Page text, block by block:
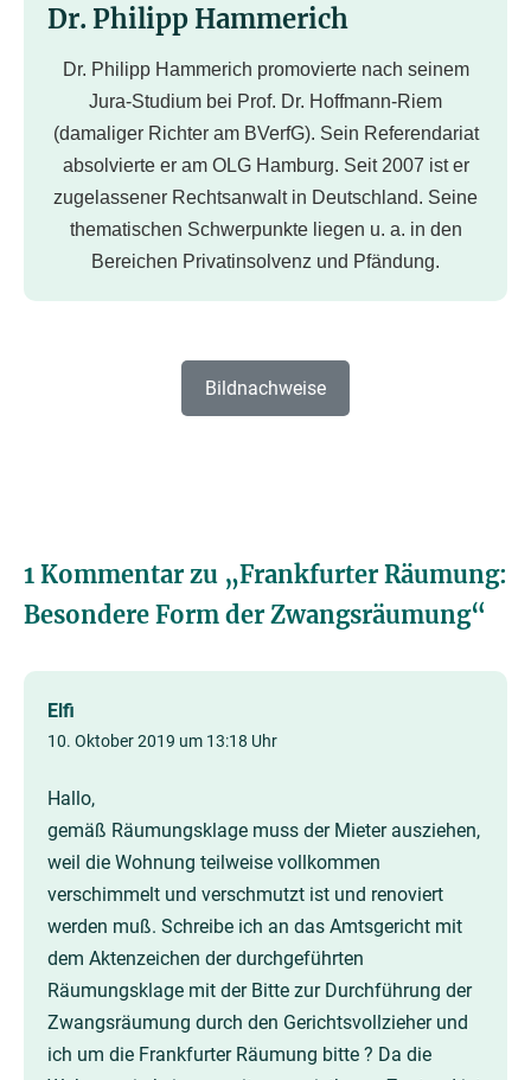
Dr. Philipp Hammerich
Dr. Philipp Hammerich promovierte nach seinem
Jura-Studium bei Prof. Dr. Hoffmann-Riem
(damaliger Richter am BVerfG). Sein Referendariat
absolvierte er am OLG Hamburg. Seit 2007 ist er
zugelassener Rechtsanwalt in Deutschland. Seine
thematischen Schwerpunkte liegen u. a. in den
Bereichen Privatinsolvenz und Pfändung.
Bildnachweise
1 Kommentar zu „Frankfurter Räumung:
Besondere Form der Zwangsräumung“
Elfi
10. Oktober 2019 um 13:18 Uhr
Hallo,
gemäß Räumungsklage muss der Mieter ausziehen,
weil die Wohnung teilweise vollkommen
verschimmelt und verschmutzt ist und renoviert
werden muß. Schreibe ich an das Amtsgericht mit
dem Aktenzeichen der durchgeführten
Räumungsklage mit der Bitte zur Durchführung der
Zwangsräumung durch den Gerichtsvollzieher und
ich um die Frankfurter Räumung bitte ? Da die